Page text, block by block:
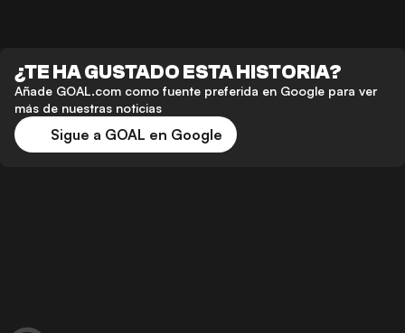
¿TE HA GUSTADO ESTA HISTORIA?
Añade GOAL.com como fuente preferida en Google para ver
más de nuestras noticias
Sigue a GOAL en Google